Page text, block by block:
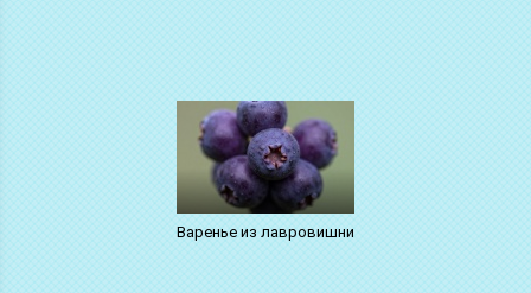
Варенье из лавровишни